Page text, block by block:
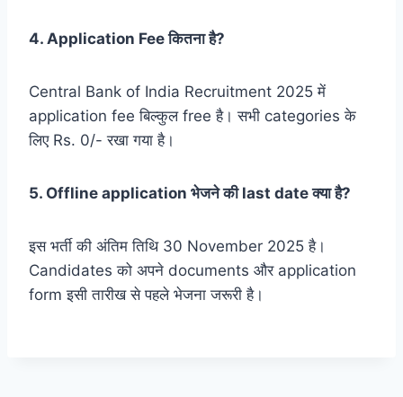
4. Application Fee कितना है?
Central Bank of India Recruitment 2025 में
application fee बिल्कुल free है। सभी categories के
लिए Rs. 0/- रखा गया है।
5. Offline application भेजने की last date क्या है?
इस भर्ती की अंतिम तिथि 30 November 2025 है।
Candidates को अपने documents और application
form इसी तारीख से पहले भेजना जरूरी है।